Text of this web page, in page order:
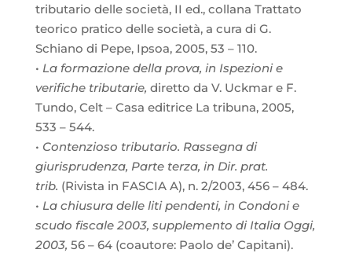
tributario delle società, II ed., collana Trattato
teorico pratico delle società, a cura di G.
Schiano di Pepe, Ipsoa, 2005, 53 – 110.
• La formazione della prova, in Ispezioni e
verifiche tributarie, diretto da V. Uckmar e F.
Tundo, Celt – Casa editrice La tribuna, 2005,
533 – 544.
• Contenzioso tributario. Rassegna di
giurisprudenza, Parte terza, in Dir. prat.
trib. (Rivista in FASCIA A), n. 2/2003, 456 – 484.
• La chiusura delle liti pendenti, in Condoni e
scudo fiscale 2003, supplemento di Italia Oggi,
2003, 56 – 64 (coautore: Paolo de’ Capitani).